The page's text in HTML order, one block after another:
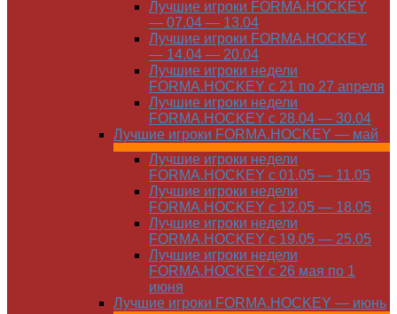
Лучшие игроки FORMA.HOCKEY
— 07.04 — 13.04
Лучшие игроки FORMA.HOCKEY
— 14.04 — 20.04
Лучшие игроки недели
FORMA.HOCKEY с 21 по 27 апреля
Лучшие игроки недели
FORMA.HOCKEY с 28.04 — 30.04
Лучшие игроки FORMA.HOCKEY — май
Лучшие игроки недели
FORMA.HOCKEY с 01.05 — 11.05
Лучшие игроки недели
FORMA.HOCKEY с 12.05 — 18.05
Лучшие игроки недели
FORMA.HOCKEY с 19.05 — 25.05
Лучшие игроки недели
FORMA.HOCKEY с 26 мая по 1
июня
Лучшие игроки FORMA.HOCKEY — июнь